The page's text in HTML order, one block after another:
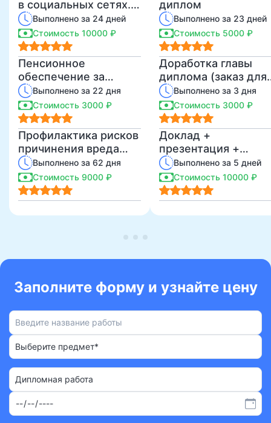
в социальных сетях.
Анализ, возможности,
перспективы
Выполнено за 24 дней
Стоимость 10000 ₽
Пенсионное
обеспечение за
выслугу лет
сотрудников
Выполнено за 22 дня
Стоимость 3000 ₽
Профилактика рисков
причинения вреда
(ущерба)
охраняемым законом
ценностям в
деятельности
организации
Выполнено за 62 дня
Стоимость 9000 ₽
диплом
Выполнено за 23 дней
Стоимость 5000 ₽
Доработка главы
диплома (заказ для
Яны)Выполнено за 3 дня
Стоимость 3000 ₽
Доклад +
презентация +
форматирование
(заказ для Яны)
Выполнено за 5 дней
Стоимость 10000 ₽
Заполните форму и узнайте цену
Выберите предмет*
Дипломная работа